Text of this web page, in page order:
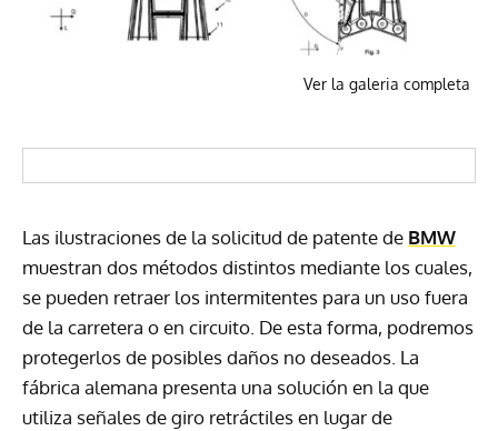
Ver la galeria completa
Las ilustraciones de la solicitud de patente de BMW
muestran dos métodos distintos mediante los cuales,
se pueden retraer los intermitentes para un uso fuera
de la carretera o en circuito. De esta forma, podremos
protegerlos de posibles daños no deseados. La
fábrica alemana presenta una solución en la que
utiliza señales de giro retráctiles en lugar de